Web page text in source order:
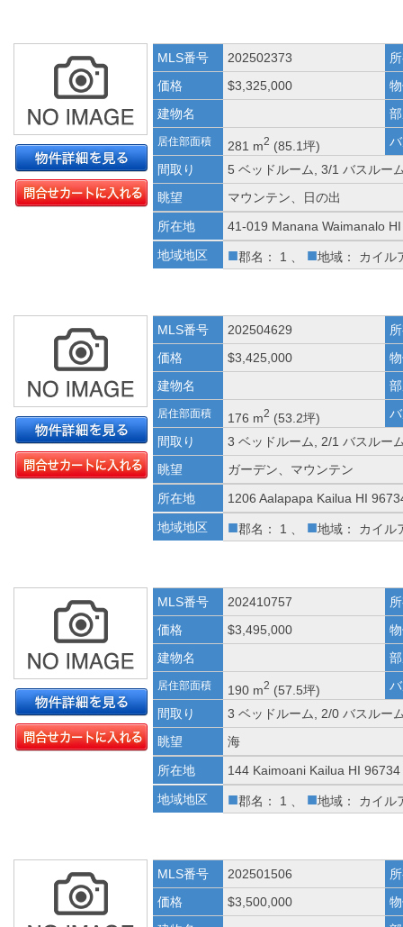
MLS番号 202502373
価格
$3,325,000
建物名
居住部面積 281 m2 (85.1坪)
間取り
5 ベッドルーム, 3/1 バスルー
眺望
マウンテン、日の出
所在地
41-019 Manana Waimanalo
地域地区
■郡名： 1 、 ■地域： カイル
MLS番号 202504629
価格
$3,425,000
建物名
居住部面積 176 m2 (53.2坪)
間取り
3 ベッドルーム, 2/1 バスルー
眺望
ガーデン、マウンテン
所在地
1206 Aalapapa Kailua HI
地域地区
■郡名： 1 、 ■地域： カイル
MLS番号 202410757
価格
$3,495,000
建物名
居住部面積 190 m2 (57.5坪)
間取り
3 ベッドルーム, 2/0 バスルー
眺望
海
所在地
144 Kaimoani Kailua HI 96734
地域地区
■郡名： 1 、 ■地域： カイル
MLS番号 202501506
価格
$3,500,000